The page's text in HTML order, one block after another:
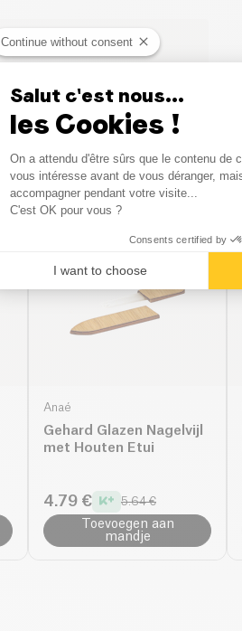
Vergelijkbare
Anaé
Gehard Glazen Nagelvijl
met Houten Etui
4.79 € 5.64 €
Toevoegen aan
mandje
Continue without consent
Salut c'est nous...
les Cookies !
Consent
On a attendu d'être sûrs que le contenu de
vous intéresse avant de vous déranger,
accompagner pendant votre visite...
C'est OK pour vous ?
Consents certified by
I want to choose
Axeptio